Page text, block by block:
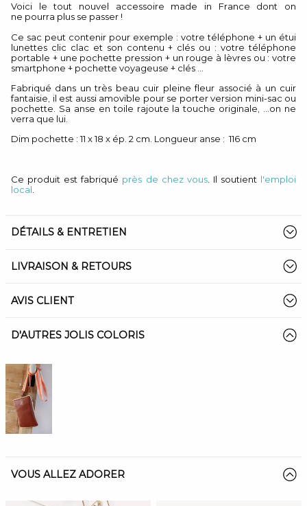
Voici le tout nouvel accessoire made in France dont on
ne pourra plus se passer !
Ce sac peut contenir pour exemple : votre téléphone + un étui
lunettes clic clac et son contenu + clés ou : votre téléphone
portable + une pochette pression + un rouge à lèvres ou : votre
smartphone + pochette voyageuse + clés ...
Fabriqué dans un très beau cuir pleine fleur associé à un cuir
fantaisie, il est aussi amovible pour se porter version mini-sac ou
pochette. Sa anse en toile rajoute la touche originale, ...on ne
verra que lui.
Dim pochette : 11 x 18 x ép. 2 cm. Longueur anse : 116 cm
Ce produit est fabriqué près de chez vous. Il soutient l'emploi
local
DÉTAILS & ENTRETIEN
LIVRAISON & RETOURS
AVIS CLIENT
D'AUTRES JOLIS COLORIS
VOUS ALLEZ ADORER